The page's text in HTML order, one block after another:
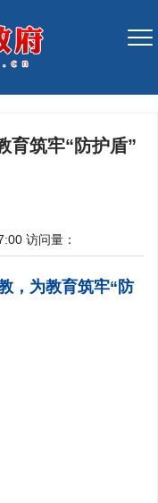
育筑牢“防护盾”
访问量：
，为教育筑牢“防